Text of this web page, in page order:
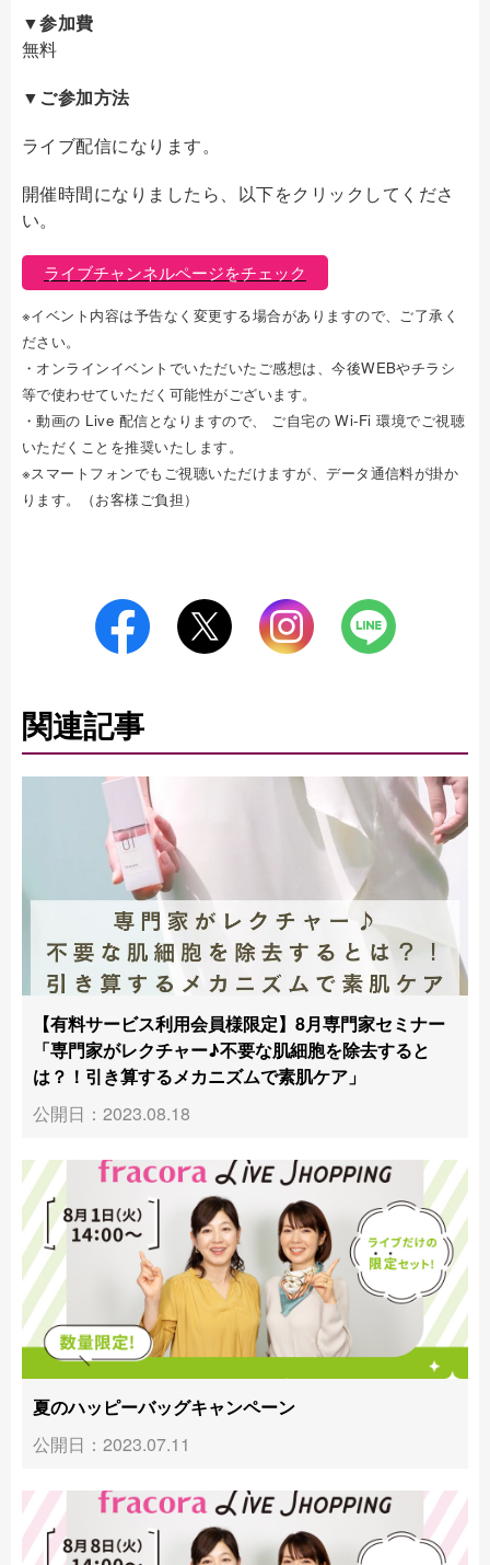
▼参加費
無料
▼ご参加方法
ライブ配信になります。
開催時間になりましたら、以下をクリックしてくださ
い。
ライブチャンネルページをチェック
※イベント内容は予告なく変更する場合がありますので、ご了承く
ださい。
・オンラインイベントでいただいたご感想は、今後WEBやチラシ
等で使わせていただく可能性がございます。
・動画の Live 配信となりますので、 ご自宅の Wi-Fi 環境でご視聴
いただくことを推奨いたします。
※スマートフォンでもご視聴いただけますが、データ通信料が掛か
ります。（お客様ご負担）
関連記事
【有料サービス利用会員様限定】8月専門家セミナー
「専門家がレクチャー♪不要な肌細胞を除去すると
は？！引き算するメカニズムで素肌ケア」
公開日：2023.08.18
夏のハッピーバッグキャンペーン
公開日：2023.07.11